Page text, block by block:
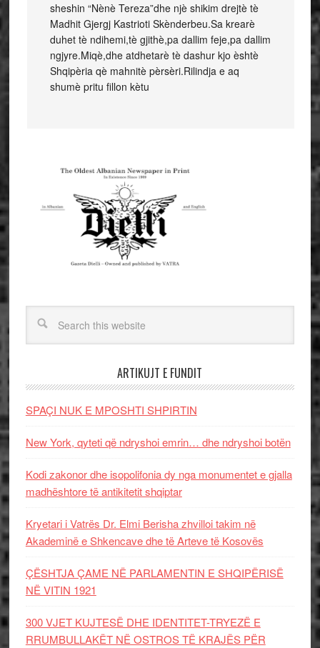
sheshin “Nènè Tereza”dhe njè shikim drejtè tè
Madhit Gjergj Kastrioti Skènderbeu.Sa krearè
duhet tè ndihemi,tè gjithè,pa dallim feje,pa dallim
ngjyre.Miqè,dhe atdhetarè tè dashur kjo èshtè
Shqipèria qè mahnitè pèrsèri.Rilindja e aq
shumè pritu fillon kètu
ARTIKUJT E FUNDIT
SPAÇI NUK E MPOSHTI SHPIRTIN
New York, qyteti që ndryshoi emrin… dhe ndryshoi botën
Kodi zakonor dhe isopolifonia dy nga monumentet e gjalla
madhështore të antikitetit shqiptar
Kryetari i Vatrës Dr. Elmi Berisha zhvilloi takim në
Akademinë e Shkencave dhe të Arteve të Kosovës
ÇËSHTJA ÇAME NË PARLAMENTIN E SHQIPËRISË
NË VITIN 1921
300 VJET KUJTESË DHE IDENTITET-TRYEZË E
RRUMBULLAKËT NË OSTROS TË KRAJËS PËR